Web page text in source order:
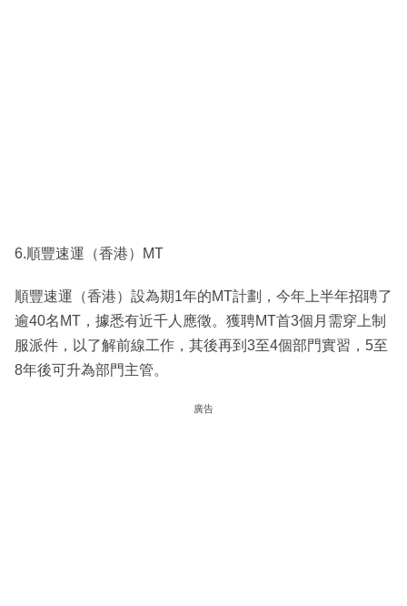
6.順豐速運（香港）MT
順豐速運（香港）設為期1年的MT計劃，今年上半年招聘了
逾40名MT，據悉有近千人應徵。獲聘MT首3個月需穿上制
服派件，以了解前線工作，其後再到3至4個部門實習，5至
8年後可升為部門主管。
廣告